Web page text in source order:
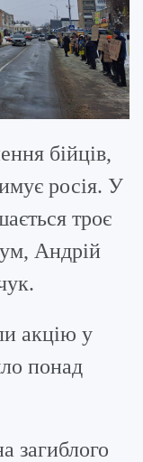
бійців,
росія. У
троє
Андрій
акцію у
понад
загиблого